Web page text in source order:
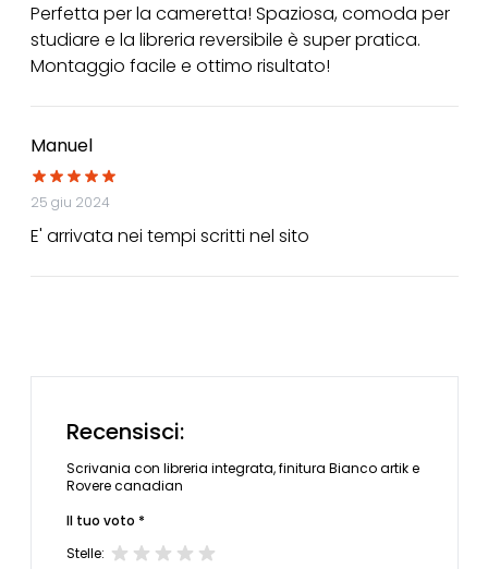
Perfetta per la cameretta! Spaziosa, comoda per
studiare e la libreria reversibile è super pratica.
Montaggio facile e ottimo risultato!
Manuel
25 giu 2024
E' arrivata nei tempi scritti nel sito
Recensisci:
Scrivania con libreria integrata, finitura Bianco artik e
Rovere canadian
Il tuo voto *
Stelle: